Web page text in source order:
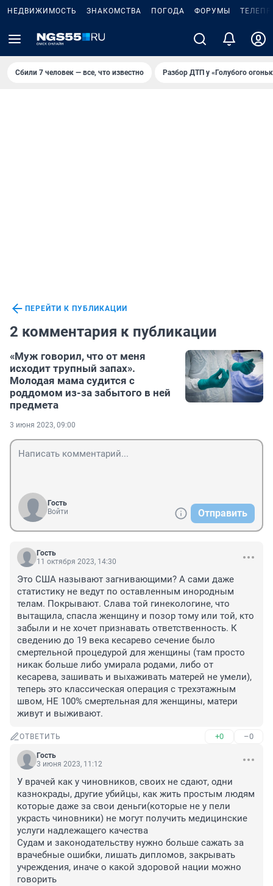
НЕДВИЖИМОСТЬ ЗНАКОМСТВА ПОГОДА ФОРУМЫ
Сбили 7 человек — все, что известно Разбор ДТП у «Голубого
ПЕРЕЙТИ К ПУБЛИКАЦИИ
2 комментария к публикации
«Муж говорил, что от меня
исходит трупный запах».
Молодая мама судится с
роддомом из-за забытого в ней
предмета
3 июня 2023, 09:00
Гость
Войти
Отправить
Гость
11 октября 2023, 14:30
Это США называют загнивающими? А сами даже
статистику не ведут по оставленным инородным
телам. Покрывают. Слава той гинекологине, что
вытащила, спасла женщину и позор тому или той, кто
забыли и не хочет признавать ответственность. К
сведению до 19 века кесарево сечение было
смертельной процедурой для женщины (там просто
никак больше либо умирала родами, либо от
кесарева, зашивать и выхаживать матерей не умели),
теперь это классическая операция с трехэтажным
швом, НЕ 100% смертельная для женщины, матери
живут и выживают.
ОТВЕТИТЬ +0 –0
Гость
3 июня 2023, 11:12
У врачей как у чиновников, своих не сдают, одни
казнокрады, другие убийцы, как жить простым людям
которые даже за свои деньги(которые не у пели
украсть чиновники) не могут получить медицинские
услуги надлежащего качества
Судам и законодательству нужно больше сажать за
врачебные ошибки, лишать дипломов, закрывать
учреждения, иначе о какой здоровой нации можно
говорить